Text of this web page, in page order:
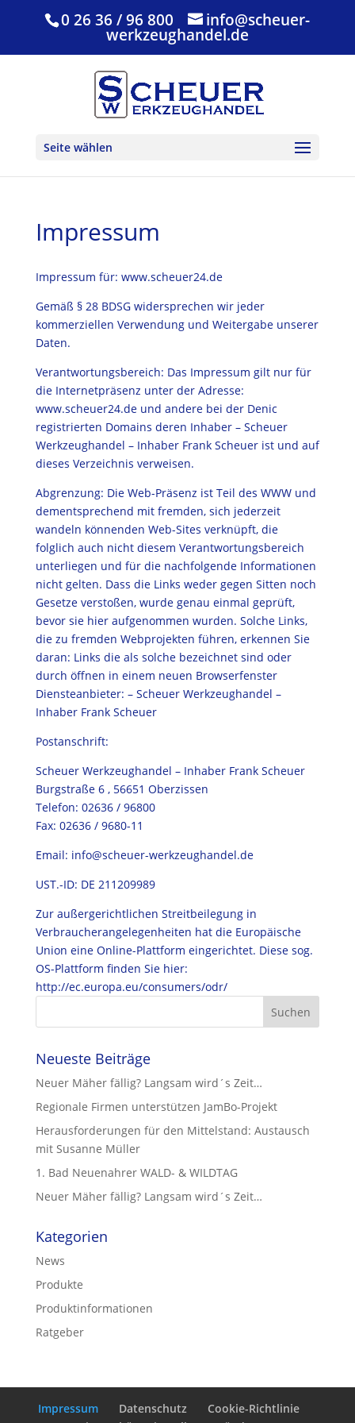
0 26 36 / 96 800 info@scheuer-
werkzeughandel.de
Seite wählen
Impressum
Impressum für: www.scheuer24.de
Gemäß § 28 BDSG widersprechen wir jeder
kommerziellen Verwendung und Weitergabe unserer
Daten.
Verantwortungsbereich: Das Impressum gilt nur für
die Internetpräsenz unter der Adresse:
www.scheuer24.de und andere bei der Denic
registrierten Domains deren Inhaber – Scheuer
Werkzeughandel – Inhaber Frank Scheuer ist und auf
dieses Verzeichnis verweisen.
Abgrenzung: Die Web-Präsenz ist Teil des WWW und
dementsprechend mit fremden, sich jederzeit
wandeln könnenden Web-Sites verknüpft, die
folglich auch nicht diesem Verantwortungsbereich
unterliegen und für die nachfolgende Informationen
nicht gelten. Dass die Links weder gegen Sitten noch
Gesetze verstoßen, wurde genau einmal geprüft,
bevor sie hier aufgenommen wurden. Solche Links,
die zu fremden Webprojekten führen, erkennen Sie
daran: Links die als solche bezeichnet sind oder
durch öffnen in einem neuen Browserfenster
Diensteanbieter: – Scheuer Werkzeughandel –
Inhaber Frank Scheuer
Postanschrift:
Scheuer Werkzeughandel – Inhaber Frank Scheuer
Burgstraße 6 , 56651 Oberzissen
Telefon: 02636 / 96800
Fax: 02636 / 9680-11
Email: info@scheuer-werkzeughandel.de
UST.-ID: DE 211209989
Zur außergerichtlichen Streitbeilegung in
Verbraucherangelegenheiten hat die Europäische
Union eine Online-Plattform eingerichtet. Diese sog.
OS-Plattform finden Sie hier:
http://ec.europa.eu/consumers/odr/
Neueste Beiträge
Neuer Mäher fällig? Langsam wird´s Zeit…
Regionale Firmen unterstützen JamBo-Projekt
Herausforderungen für den Mittelstand: Austausch
mit Susanne Müller
1. Bad Neuenahrer WALD- & WILDTAG
Neuer Mäher fällig? Langsam wird´s Zeit…
Kategorien
News
Produkte
Produktinformationen
Ratgeber
Impressum Datenschutz
Cookie-Richtlinie